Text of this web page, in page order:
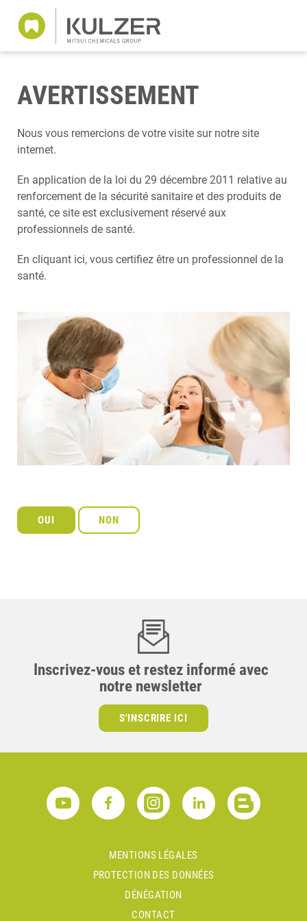
AVERTISSEMENT
Nous vous remercions de votre visite sur notre site
internet.
En application de la loi du 29 décembre 2011 relative au
renforcement de la sécurité sanitaire et des produits de
santé, ce site est exclusivement réservé aux
professionnels de santé.
En cliquant ici, vous certifiez être un professionnel de la
santé.
Inscrivez-vous et restez informé avec
notre newsletter
S'INSCRIRE ICI
MENTIONS LÉGALES
PROTECTION DES DONNÉES
DÉNÉGATION
CONTACT